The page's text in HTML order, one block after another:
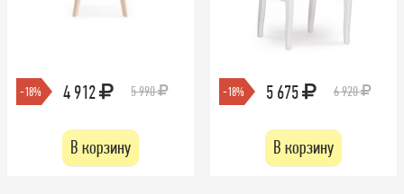
-18% 4 912 5 990
В корзину
-18% 5 675 6 920
В корзину